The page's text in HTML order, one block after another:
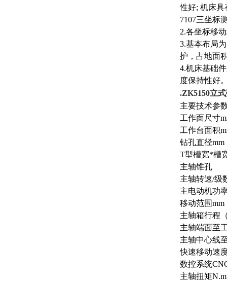
性好; 机床具
7107三坐标
2.各坐标移
3.基本布局
护，占地面
4.机床基础
度保持性好
.ZK5150立式
主要技术参
工作面尺寸
工作台面积
钻孔直径mm
T型槽宽*槽
主轴锥孔
主轴转速/级
主电动机功
移动范围mm
主轴箱行程
主轴端面至
主轴中心线
快速移动速
数控系统
主轴扭矩N.m